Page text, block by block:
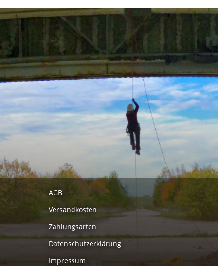
AGB
Versandkosten
Zahlungsarten
Datenschutzerklärung
Impressum